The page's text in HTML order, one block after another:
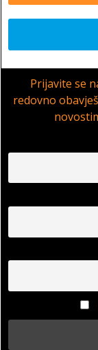
Prijavite se
redovno